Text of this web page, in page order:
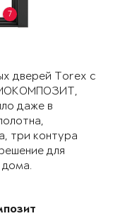
7
дверей Torex с
даже в
три контура
для
дома.